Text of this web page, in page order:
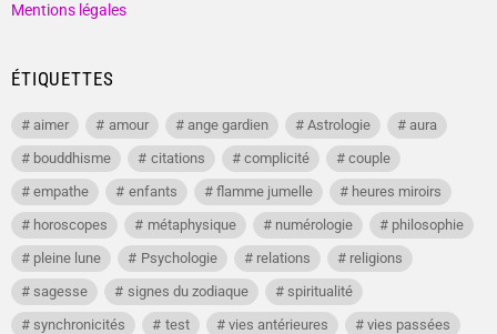
Mentions légales
ÉTIQUETTES
aimer amour ange gardien Astrologie
aura
bouddhisme
citations complicité
couple
empathe
enfants flamme jumelle
heures miroirs
horoscopes
métaphysique numérologie
philosophie
pleine lune
Psychologie relations
religions
sagesse
signes du zodiaque
spiritualité
synchronicités
test vies antérieures vies passées